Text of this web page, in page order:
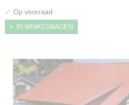
✓ Op voorraad
IN WINKELWAGEN